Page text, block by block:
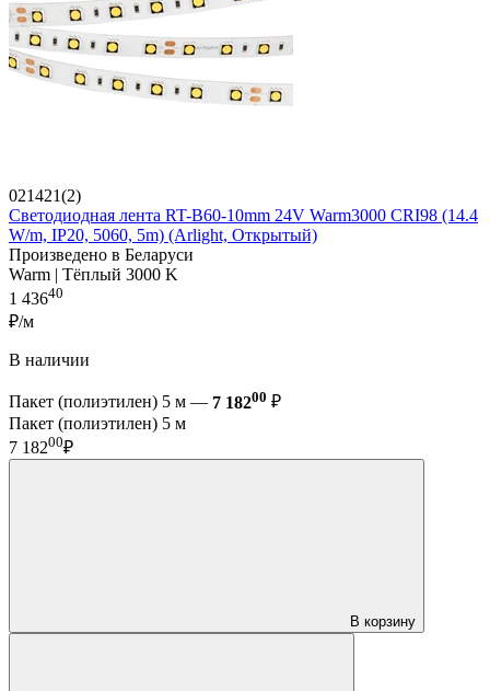
021421(2)
Светодиодная лента RT-B60-10mm 24V Warm3000 CRI98 (14.4
W/m, IP20, 5060, 5m) (Arlight, Открытый)
Произведено в Беларуси
Warm | Тёплый 3000 K
1 43640
₽/м
В наличии
Пакет (полиэтилен) 5 м — 7 18200 ₽
Пакет (полиэтилен) 5 м
7 18200₽
В корзину